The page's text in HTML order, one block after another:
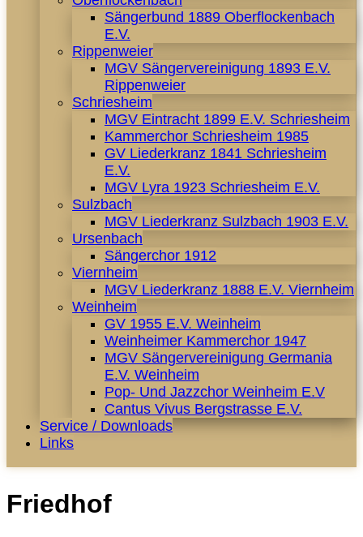
Sängerbund 1889 Oberflockenbach
E.V.
Rippenweier
MGV Sängervereinigung 1893 E.V.
Rippenweier
Schriesheim
MGV Eintracht 1899 E.V. Schriesheim
Kammerchor Schriesheim 1985
GV Liederkranz 1841 Schriesheim
E.V.
MGV Lyra 1923 Schriesheim E.V.
Sulzbach
MGV Liederkranz Sulzbach 1903 E.V.
Ursenbach
Sängerchor 1912
Viernheim
MGV Liederkranz 1888 E.V. Viernheim
Weinheim
GV 1955 E.V. Weinheim
Weinheimer Kammerchor 1947
MGV Sängervereinigung Germania
E.V. Weinheim
Pop- Und Jazzchor Weinheim E.V
Cantus Vivus Bergstrasse E.V.
Service / Downloads
Links
Friedhof